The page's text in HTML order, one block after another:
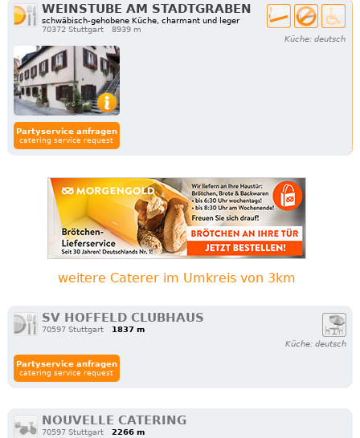
WEINSTUBE AM STADTGRABEN
schwäbisch-gehobene Küche, charmant und leger
70372 Stuttgart
8939 m
Küche: deutsch
Partyservice anfragen
catering service request
weitere Caterer im Umkreis von 3km
SV HOFFELD CLUBHAUS
70597 Stuttgart
1837 m
Küche: deutsch
Partyservice anfragen
catering service request
NOUVELLE CATERING
70597 Stuttgart 2266 m